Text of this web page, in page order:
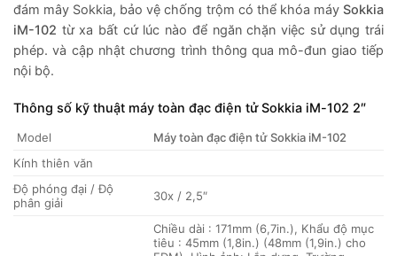
đám mây Sokkia, bảo vệ chống trộm có thể khóa máy Sokkia
iM-102 từ xa bất cứ lúc nào để ngăn chặn việc sử dụng trái
phép. và cập nhật chương trình thông qua mô-đun giao tiếp
nội bộ.
Thông số kỹ thuật máy toàn đạc điện tử Sokkia iM-102 2″
Model
Máy toàn đạc điện tử Sokkia iM-102
Kính thiên văn
Độ phóng đại / Độ
phân giải
30x / 2,5″
Chiều dài : 171mm (6,7in.), Khẩu độ mục
tiêu : 45mm (1,8in.) (48mm (1,9in.) cho